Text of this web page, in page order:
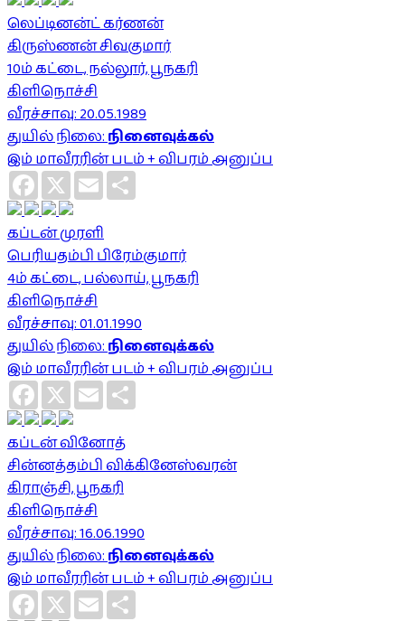
லெப்டினன்ட் கர்ணன்
கிருஸ்ணன் சிவகுமார்
10ம் கட்டை, நல்லூர், பூநகரி
கிளிநொச்சி
வீரச்சாவு: 20.05.1989
துயில் நிலை:நினைவுக்கல்
இம் மாவீரரின் படம் + விபரம் அனுப்ப
Facebook
X Email
கப்டன் முரளி
பெரியதம்பி பிரேம்குமார்
4ம் கட்டை, பல்லாய், பூநகரி
கிளிநொச்சி
வீரச்சாவு: 01.01.1990
துயில் நிலை:நினைவுக்கல்
இம் மாவீரரின் படம் + விபரம் அனுப்ப
Facebook
X Email
கப்டன் வினோத்
சின்னத்தம்பி விக்கினேஸ்வரன்
கிராஞ்சி, பூநகரி
கிளிநொச்சி
வீரச்சாவு: 16.06.1990
துயில் நிலை:நினைவுக்கல்
இம் மாவீரரின் படம் + விபரம் அனுப்ப
Facebook
X Email